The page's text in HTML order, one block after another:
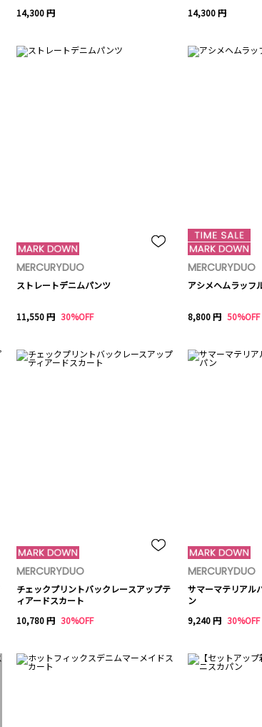
14,300 円
14,300 円
MERCURYDUO
ストレートデニムパンツ
11,550 円 30%OFF
MERCURYDUO
アシメヘムラッフ
8,800 円 50%OFF
MERCURYDUO
チェックプリントバックレースアップテ
ィアードスカート
10,780 円 30%OFF
MERCURYDUO
サマーマテリアル
ン
9,240 円 30%OFF